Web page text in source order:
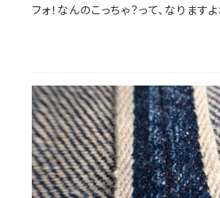
フォ！なんのこっちゃ？って、なります